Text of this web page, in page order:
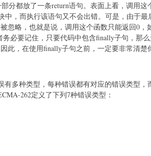
分都放了一条return语句。表面上看，调用这
中，而执行该语句又不会出错。可是，由于
忽略，也就是说，调用这个函数只能返回0，
必要记住，只要代码中包含finally子句，那
此，在使用finally子句之前，一定要非常清楚
有多种类型，每种错误都有对应的错误类型，
262定义了下列7种错误类型：